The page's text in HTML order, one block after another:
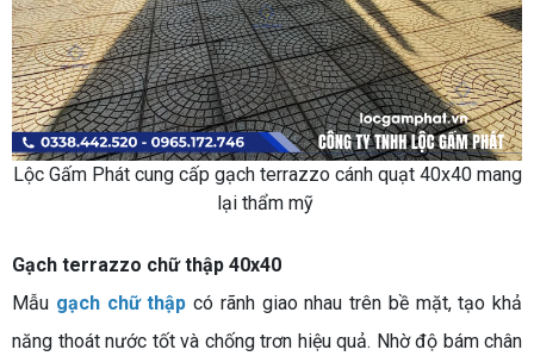
Lộc Gấm Phát cung cấp gạch terrazzo cánh quạt 40x40 mang
lại thẩm mỹ
Gạch terrazzo chữ thập 40x40
Mẫu gạch chữ thập có rãnh giao nhau trên bề mặt, tạo khả
năng thoát nước tốt và chống trơn hiệu quả. Nhờ độ bám chân